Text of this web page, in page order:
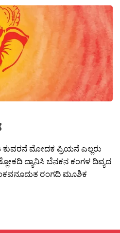
ಕುವರನೆ ಮೋದಕ ಪ್ರಿಯನೆ ಎಲ್ಲರು
ದ್ಯಾನಿಸಿ ಬೆನಕನ ಕಂಗಳ ದಿವ್ಯದ
ರಂಗದಿ ಮೂಶಿಕ